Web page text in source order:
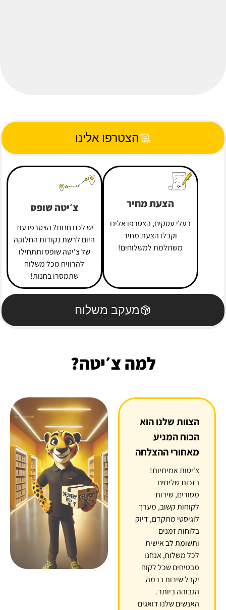
הצטרפו אלינו
מעקב משלוח
צ׳יטה שופס
יש לכם חנות? הצטרפו עוד
היום לרשת נקודות החלוקה
של צ'יטה שופס ותתחילו
להרוויח מכל משלוח
שתמסרו בחנות!
הצעת מחיר
בעלי עסקים, הצטרפו אלינו
וקבלו הצעת מחיר
משתלמת למשלוחים!
למה צ׳יטה?
הצוות שלנו הוא
הכוח המניע
מאחורי ההצלחה
צ'יטות אמיתיות!
בזכות שליחים
מסורים, שירות
לקוחות קשוב, מערך
לוגיסטי מתקדם, דיוק
בלוחות זמנים
ותשומת לב אישית
לכל משלוח, אנחנו
מבטיחים שכל לקוח
יקבל שירות ברמה
הגבוהה ביותר.
האנשים שלנו דואגים